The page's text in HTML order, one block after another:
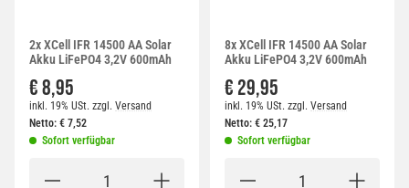
2x XCell IFR 14500 AA Solar
Akku LiFePO4 3,2V 600mAh
€ 8,95
inkl. 19% USt. zzgl. Versand
Netto: € 7,52
Sofort verfügbar
8x XCell IFR 14500 AA Solar
Akku LiFePO4 3,2V 600mAh
€ 29,95
inkl. 19% USt. zzgl. Versand
Netto: € 25,17
Sofort verfügbar